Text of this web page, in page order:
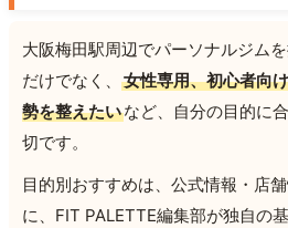
大阪梅田駅周辺でパーソナルジム
だけでなく、
女性専用、初心者向け
勢を整えたいなど、自分の目的に
切です。
目的別おすすめは、公式情報・店
に、FIT PALETTE編集部が独自の